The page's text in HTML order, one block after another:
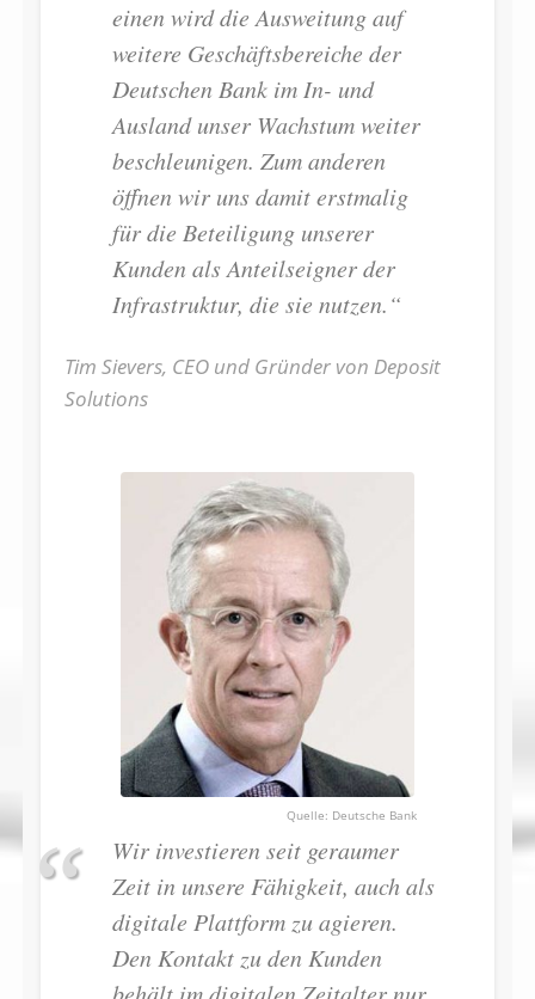
einen wird die Ausweitung auf
weitere Geschäftsbereiche der
Deutschen Bank im In- und
Ausland unser Wachstum weiter
beschleunigen. Zum anderen
öffnen wir uns damit erstmalig
für die Beteiligung unserer
Kunden als Anteilseigner der
Infrastruktur, die sie nutzen.“
Tim Sievers, CEO und Gründer von Deposit
Solutions
Deutsche Bank
Wir investieren seit geraumer
Zeit in unsere Fähigkeit, auch als
digitale Plattform zu agieren.
Den Kontakt zu den Kunden
behält im digitalen Zeitalter nur,